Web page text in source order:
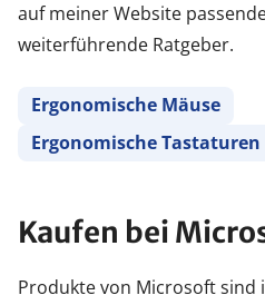
auf meiner Website
weiterführende Ratgeber.
Ergonomische Mäuse
Ergonomische Tastaturen
Kaufen bei
Produkte von Microsoft sind